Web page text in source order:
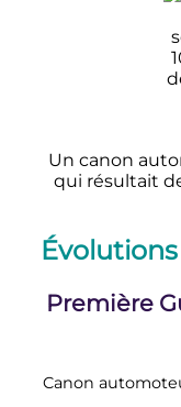
Un canon
qui résultait
Première
Canon